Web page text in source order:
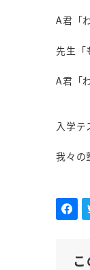
A君「
先生「
A君「
入学
我々の